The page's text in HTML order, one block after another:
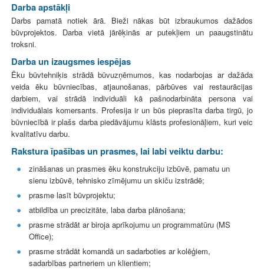
Darba apstākļi
Darbs pamatā notiek ārā. Bieži nākas būt izbraukumos dažādos
būvprojektos. Darba vietā jārēķinās ar putekļiem un paaugstinātu
troksni.
Darba un izaugsmes iespējas
Ēku būvtehniķis strādā būvuzņēmumos, kas nodarbojas ar dažāda
veida ēku būvniecības, atjaunošanas, pārbūves vai restaurācijas
darbiem, vai strādā individuāli kā pašnodarbināta persona vai
individuālais komersants. Profesija ir un būs pieprasīta darba tirgū, jo
būvniecībā ir plašs darba piedāvājumu klāsts profesionāļiem, kuri veic
kvalitatīvu darbu.
Rakstura īpašības un prasmes, lai labi veiktu darbu:
zināšanas un prasmes ēku konstrukciju izbūvē, pamatu un
sienu izbūvē, tehnisko zīmējumu un skiču izstrādē;
prasme lasīt būvprojektu;
atbildība un precizitāte, laba darba plānošana;
prasme strādāt ar biroja aprīkojumu un programmatūru (MS
Office);
prasme strādāt komandā un sadarboties ar kolēģiem,
sadarbības partneriem un klientiem;